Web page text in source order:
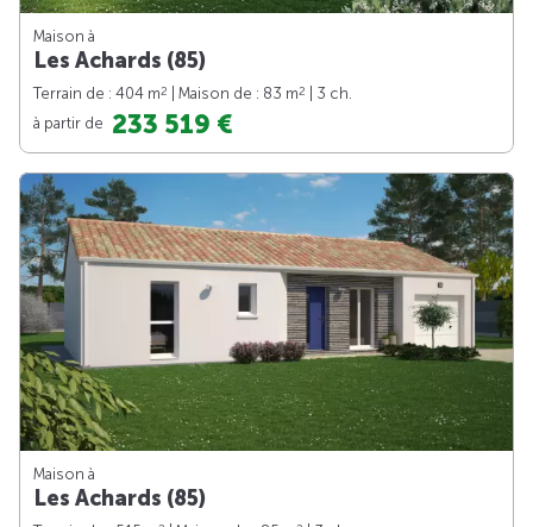
Maison à
Les Achards (85)
Terrain de : 404 m2 | Maison de : 83 m2
| 3 ch.
à partir de 233 519 €
Maison à
Les Achards (85)